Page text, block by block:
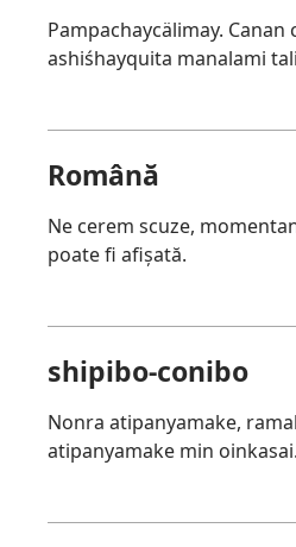
Pampachaycälimay. Canan
ashiśhayquita manalami
Română
Ne cerem scuze,
poate fi afișată.
shipibo-conibo
Nonra atipanyamake,
atipanyamake min oinkasai.